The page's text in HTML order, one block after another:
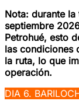
Nota: durante
septiembre
Petrohué, esto
las condiciones
la ruta, lo que
operación.
DIA 6.